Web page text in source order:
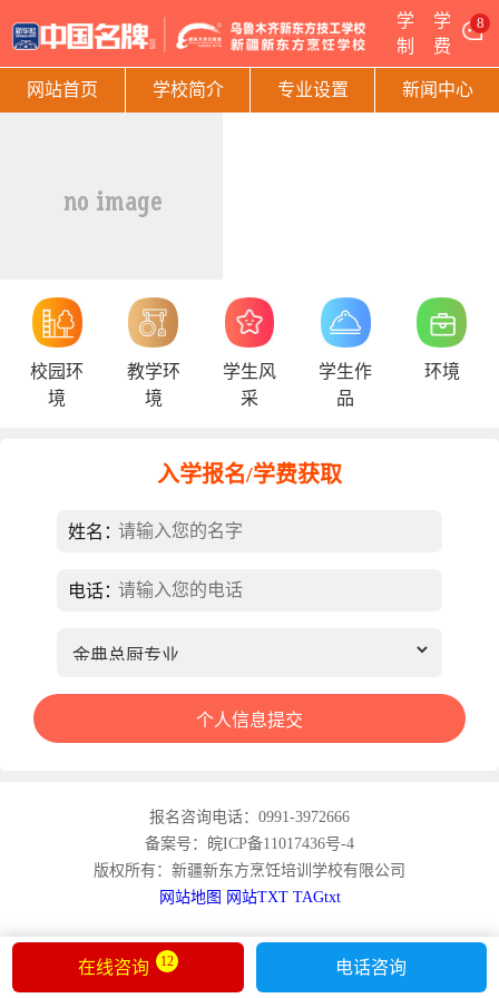
学
制
学
费
8
网站首页 学校简介 专业设置 新闻中心
校园环
境
教学环
境
学生风
采
学生作
品
环境
入学报名/学费获取
姓名：
电话：
报名咨询电话：0991-3972666
备案号：皖ICP备11017436号-4
版权所有：新疆新东方烹饪培训学校有限公司
网站地图 网站TXT TAGtxt
在线咨询 12 电话咨询